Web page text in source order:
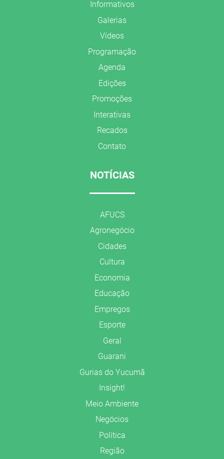
Informativos
Galerias
Vídeos
Programação
Agenda
Edições
Promoções
Interativas
Recados
Contato
NOTÍCIAS
AFUCS
Agronegócio
Cidades
Cultura
Economia
Educação
Empregos
Esporte
Geral
Guarani
Gurias do Yucumã
Insight!
Meio Ambiente
Negócios
Política
Região